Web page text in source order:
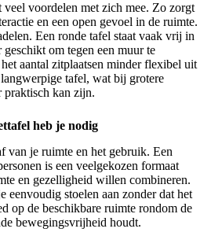
veel voordelen met zich mee. Zo zorgt
en een open gevoel in de ruimte.
Een ronde tafel staat vaak vrij in
om tegen een muur te
aantal zitplaatsen minder flexibel uit
tafel, wat bij grotere
praktisch kan zijn.
heb je nodig
van je ruimte en het gebruik. Een
is een veelgekozen formaat
en gezelligheid willen combineren.
eenvoudig stoelen aan zonder dat het
op de beschikbare ruimte rondom de
bewegingsvrijheid houdt.